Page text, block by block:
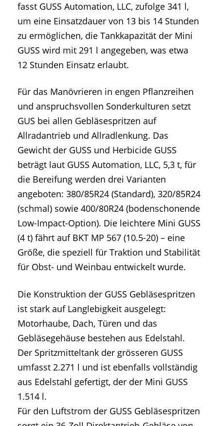
fasst GUSS Automation, LLC, zufolge 341 l,
um eine Einsatzdauer von 13 bis 14 Stunden
zu ermöglichen, die Tankkapazität der Mini
GUSS wird mit 291 l angegeben, was etwa
12 Stunden Einsatz erlaubt.
Für das Manövrieren in engen Pflanzreihen
und anspruchsvollen Sonderkulturen setzt
GUS bei allen Gebläsespritzen auf
Allradantrieb und Allradlenkung. Das
Gewicht der GUSS und Herbicide GUSS
beträgt laut GUSS Automation, LLC, 5,3 t, für
die Bereifung werden drei Varianten
angeboten: 380/85R24 (Standard), 320/85R24
(schmal) sowie 400/80R24 (bodenschonende
Low-Impact-Option). Die leichtere Mini GUSS
(4 t) fährt auf BKT MP 567 (10.5-20) – eine
Größe, die speziell für Traktion und Stabilität
für Obst- und Weinbau entwickelt wurde.
Die Konstruktion der GUSS Gebläsespritzen
ist stark auf Langlebigkeit ausgelegt:
Motorhaube, Dach, Türen und das
Gebläsegehäuse bestehen aus Edelstahl.
Der Spritzmitteltank der grösseren GUSS
umfasst 2.271 l und ist ebenfalls vollständig
aus Edelstahl gefertigt, der der Mini GUSS
1.514 l.
Für den Luftstrom der GUSS Gebläsespritzen